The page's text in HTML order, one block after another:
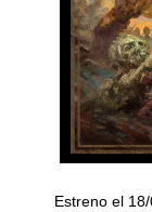
Estreno el